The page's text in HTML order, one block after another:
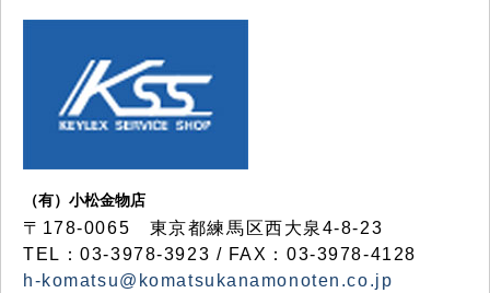
（有）小松金物店
〒178-0065 東京都練馬区西大泉4-8-23
TEL：03-3978-3923 / FAX：03-3978-4128
h-komatsu@komatsukanamonoten.co.jp